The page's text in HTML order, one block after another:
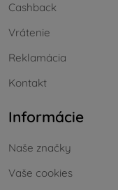
Cashback
Vrátenie
Reklamácia
Kontakt
Informácie
Naše značky
Vaše cookies